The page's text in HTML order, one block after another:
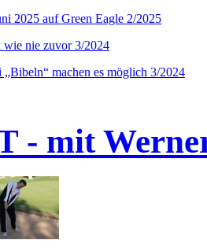
2025 auf Green Eagle 2/2025
nie zuvor 3/2024
machen es möglich 3/2024
- mit